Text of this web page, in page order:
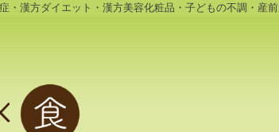
・漢方ダイエット・漢方美容化粧品・子どもの不調・